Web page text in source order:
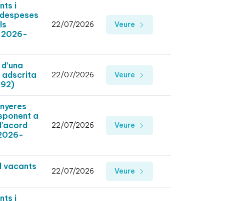
i
2026-
22/07/2026 Veure
adscrita
22/07/2026 Veure
a
22/07/2026 Veure
vacants
22/07/2026 Veure
i